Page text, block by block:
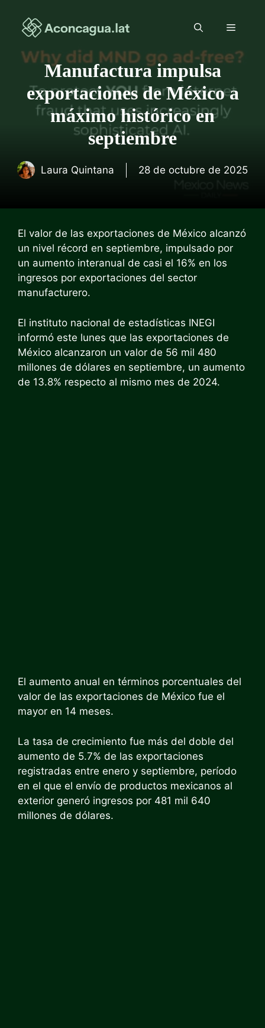
contenido
Menú
Manufactura impulsa
exportaciones de México a
máximo histórico en
septiembre
Laura Quintana 28 de octubre de 2025
El valor de las exportaciones de México alcanzó
un nivel récord en septiembre, impulsado por
un aumento interanual de casi el 16% en los
ingresos por exportaciones del sector
manufacturero.
El instituto nacional de estadísticas INEGI
informó este lunes que las exportaciones de
México alcanzaron un valor de 56 mil 480
millones de dólares en septiembre, un aumento
de 13.8% respecto al mismo mes de 2024.
El aumento anual en términos porcentuales del
valor de las exportaciones de México fue el
mayor en 14 meses.
La tasa de crecimiento fue más del doble del
aumento de 5.7% de las exportaciones
registradas entre enero y septiembre, período
en el que el envío de productos mexicanos al
exterior generó ingresos por 481 mil 640
millones de dólares.